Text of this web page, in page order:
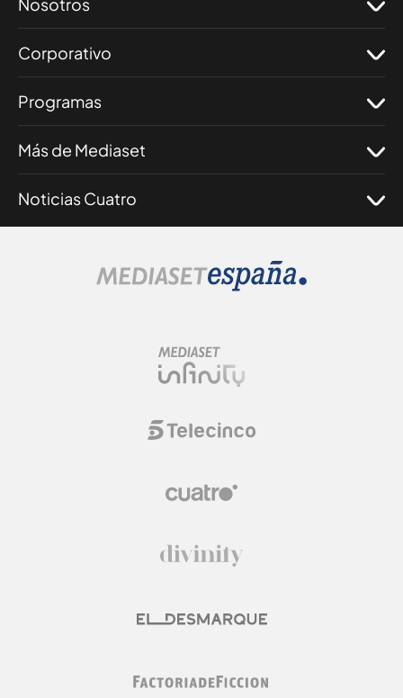
Corporativo
Programas
Más de Mediaset
Noticias Cuatro